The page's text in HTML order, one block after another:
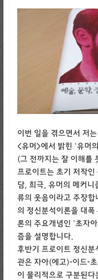
이번 일을 겪으면서 저
<유머>에서 밝힌 ‘유머
(그 전까지는 잘 이해를
프로이트는 초기 저작인
담, 희극, 유머의 메커니
류의 웃음이라고 주장
의 정신분석이론을 대폭
론의 주요개념인 ‘초자
즘을 설명합니다.
후반기 프로이트 정신분
관은 자아(에고)-이드-
이 물리적으로 구분된